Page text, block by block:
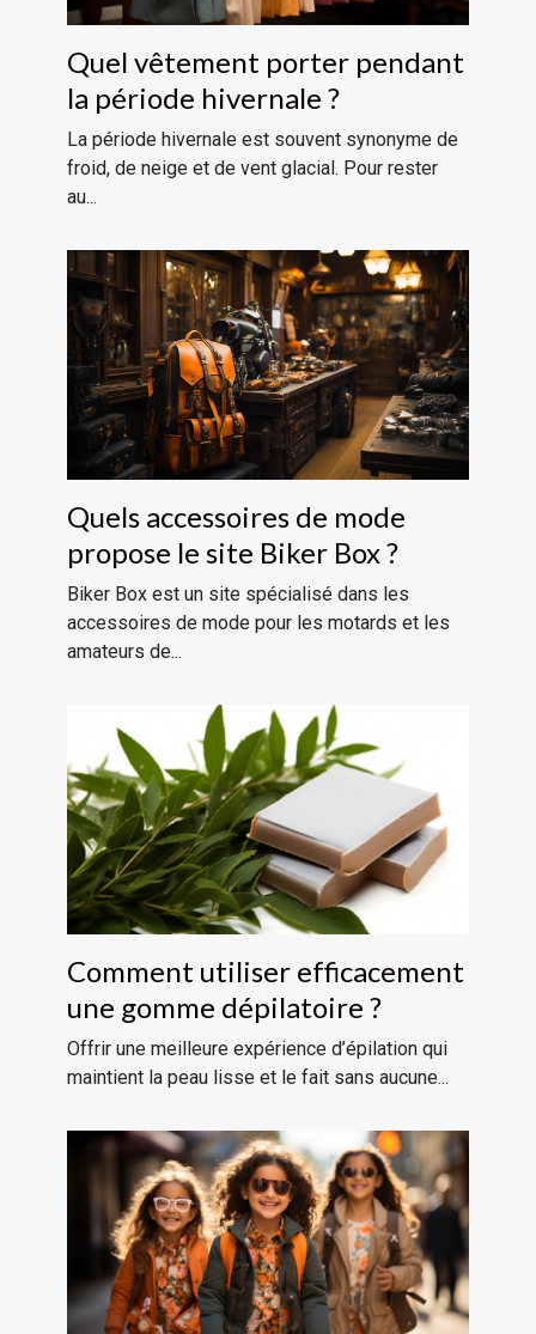
Quel vêtement porter pendant
la période hivernale ?
La période hivernale est souvent synonyme de
froid, de neige et de vent glacial. Pour rester
au...
Quels accessoires de mode
propose le site Biker Box ?
Biker Box est un site spécialisé dans les
accessoires de mode pour les motards et les
amateurs de...
Comment utiliser efficacement
une gomme dépilatoire ?
Offrir une meilleure expérience d’épilation qui
maintient la peau lisse et le fait sans aucune...